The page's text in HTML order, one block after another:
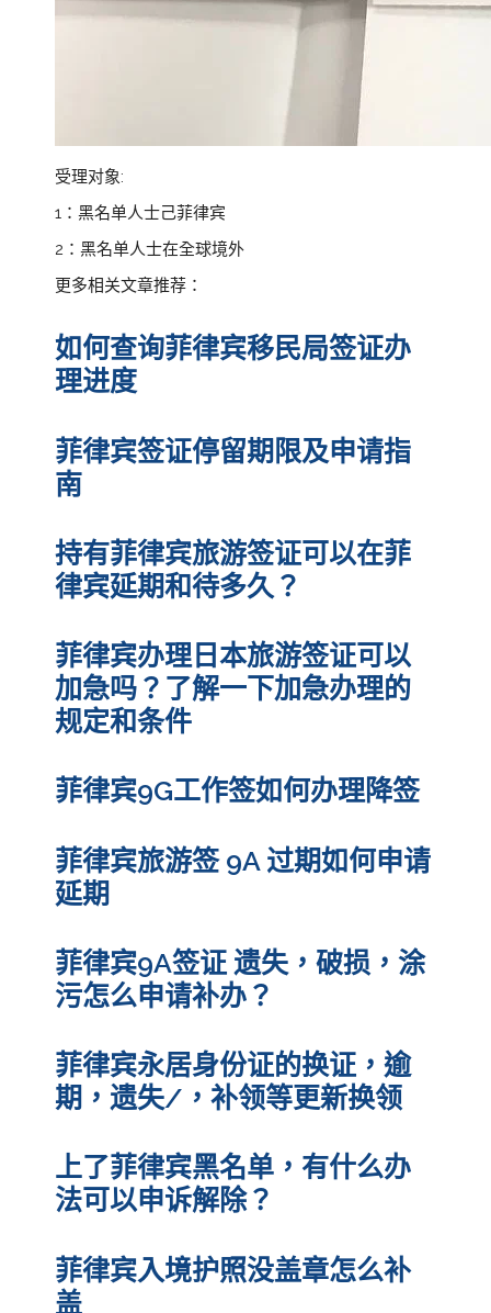
受理对象:
1：黑名单人士己菲律宾
2：黑名单人士在全球境外
更多相关文章推荐：
如何查询菲律宾移民局签证办
理进度
菲律宾签证停留期限及申请指
南
持有菲律宾旅游签证可以在菲
律宾延期和待多久？
菲律宾办理日本旅游签证可以
加急吗？了解一下加急办理的
规定和条件
菲律宾9G工作签如何办理降签
菲律宾旅游签 9A 过期如何申请
延期
菲律宾9A签证 遗失，破损，涂
污怎么申请补办？
菲律宾永居身份证的换证，逾
期，遗失/，补领等更新换领
上了菲律宾黑名单，有什么办
法可以申诉解除？
菲律宾入境护照没盖章怎么补
盖